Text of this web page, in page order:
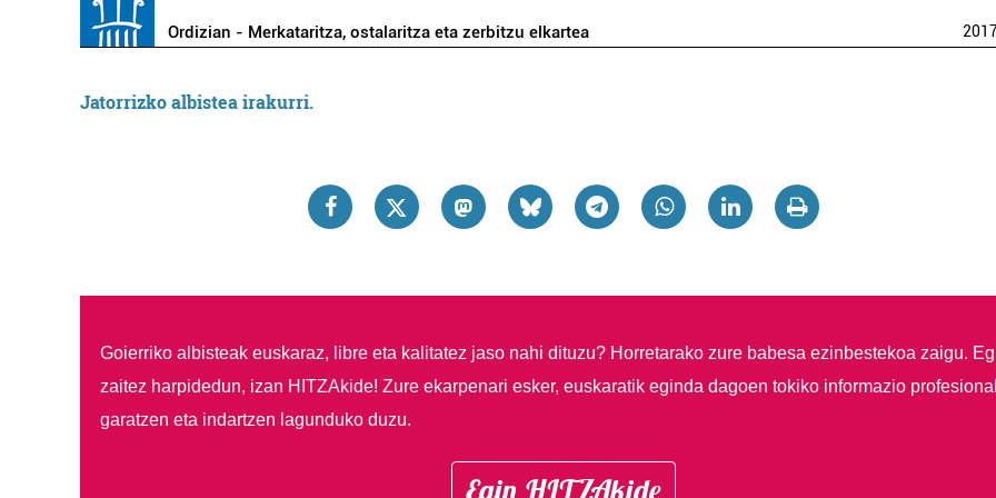
Ordizian - Merkataritza, ostalaritza eta zerbitzu elkartea
Jatorrizko albistea irakurri.
Goierriko albisteak euskaraz, libre eta kalitatez jaso nahi dituzu? Horretarako zure babesa ezinbestekoa zaigu.
zaitez harpidedun, izan HITZAkide! Zure ekarpenari esker, euskaratik eginda dagoen tokiko informazio
garatzen eta indartzen lagunduko duzu.
Egin HITZAkide